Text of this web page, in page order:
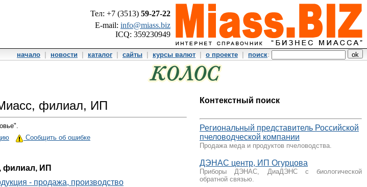
Тел: +7 (3513) 59-27-22
E-mail: info@miass.biz
ICQ: 359230949
начало новости каталог| сайты курсы валют о проекте поиск:
филиал, ИП
Сообщить об ошибке
филиал, ИП
- продажа, производство
Контекстный поиск
Региональный представитель Российской
пчеловодческой компании
Продажа меда и продуктов пчеловодства.
ДЭНАС центр, ИП Огурцова
Приборы ДЭНАС, ДиаДЭНС c биологической
обратной связью.